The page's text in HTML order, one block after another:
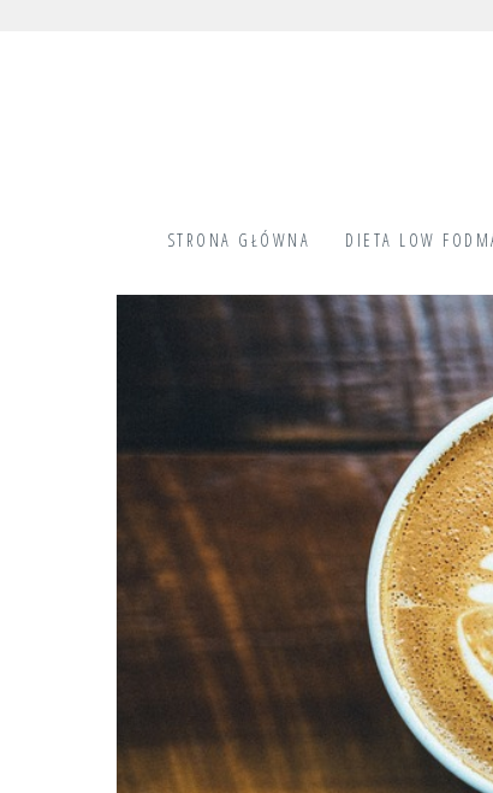
STRONA GŁÓWNA DIETA LOW